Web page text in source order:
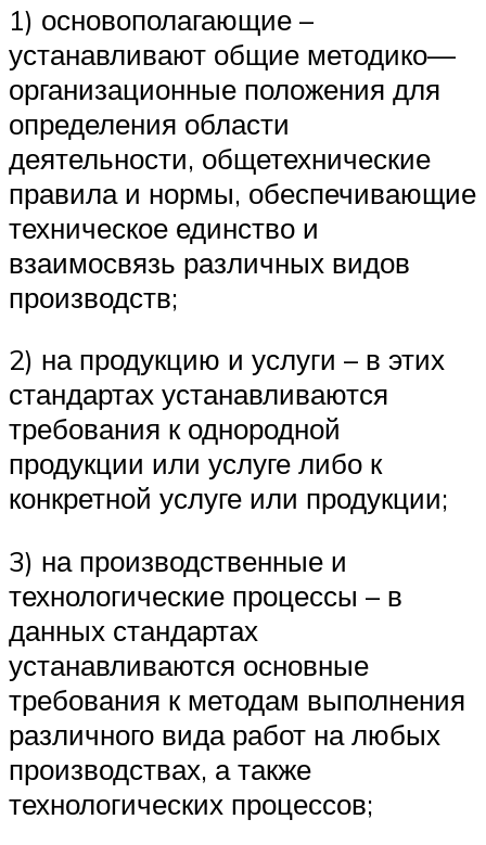
1) основополагающие –
устанавливают общие методико—
организационные положения для
определения области
деятельности, общетехнические
правила и нормы, обеспечивающие
техническое единство и
взаимосвязь различных видов
производств;
2) на продукцию и услуги – в этих
стандартах устанавливаются
требования к однородной
продукции или услуге либо к
конкретной услуге или продукции;
3) на производственные и
технологические процессы – в
данных стандартах
устанавливаются основные
требования к методам выполнения
различного вида работ на любых
производствах, а также
технологических процессов;